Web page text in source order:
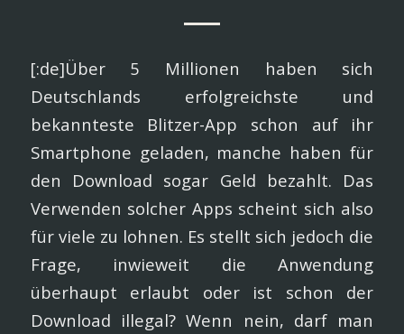
[:de]Über 5 Millionen haben sich
Deutschlands erfolgreichste und
bekannteste Blitzer-App schon auf ihr
Smartphone geladen, manche haben für
den Download sogar Geld bezahlt. Das
Verwenden solcher Apps scheint sich also
für viele zu lohnen. Es stellt sich jedoch die
Frage, inwieweit die Anwendung
überhaupt erlaubt oder ist schon der
Download illegal? Wenn nein, darf man